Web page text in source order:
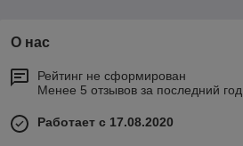
О нас
Рейтинг не сформирован
Менее 5 отзывов за последний год
Работает с 17.08.2020